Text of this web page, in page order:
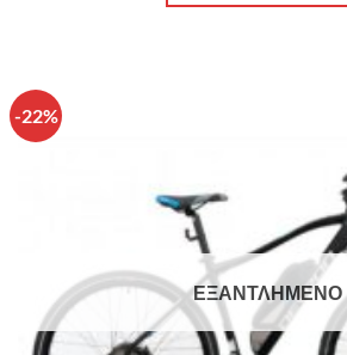
-22%
ΕΞΑΝΤΛΗΜΈΝΟ